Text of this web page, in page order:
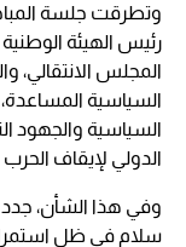
وتطرقت جلسة
رئيس الهيئة
المجلس الانتقالي،
السياسية
السياسية والجهود
الدولي لإيقاف
وفي هذا الشأن، جدد
سلام في ظل